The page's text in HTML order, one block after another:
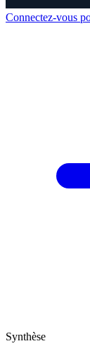
Connectez-vous
Synthèse